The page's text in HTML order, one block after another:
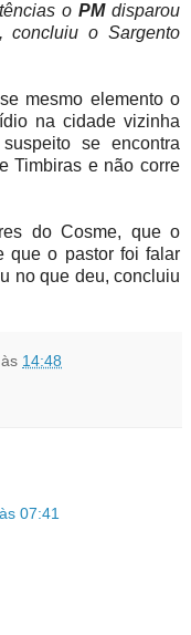
o PMdisparou
concluiu o Sargento
mesmo elemento o
na cidade vizinha
se encontra
Timbiras e não corre
do Cosme, que o
que o pastor foi falar
no que deu, concluiu
às 14:48
07:41